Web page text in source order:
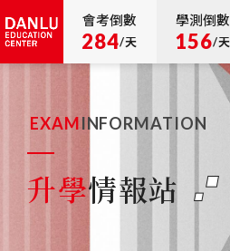
會考倒數
284/天
學測倒數
156/天
EXAMINFORMATION
升學情報站